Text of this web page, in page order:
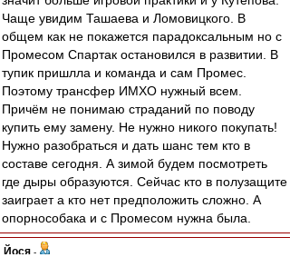
Чаще увидим Ташаева и Ломовицкого. В
общем как не покажется парадоксальным но с
Промесом Спартак остановился в развитии. В
тупик пришлла и команда и сам Промес.
Поэтому трансфер ИМХО нужный всем.
Причём не понимаю страданий по поводу
купить ему замену. Не нужно никого покупать!
Нужно разобраться и дать шанс тем кто в
составе сегодня. А зимой будем посмотреть
где дыры образуются. Сейчас кто в полузащите
заиграет а кто нет предположить сложно. А
опорнособака и с Промесом нужна была.
Йося -